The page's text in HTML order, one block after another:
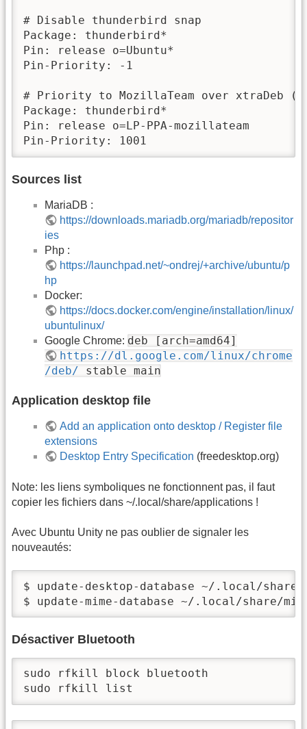
# Disable thunderbird snap
Package: thunderbird*
Pin: release o=Ubuntu*
Pin-Priority: -1
# Priority to MozillaTeam over xtraDeb
Package: thunderbird*
Pin: release o=LP-PPA-mozillateam
Pin-Priority: 1001
Sources list
MariaDB :
https://downloads.mariadb.org/mariadb/repositor
ies
Php :
https://launchpad.net/~ondrej/+archive/ubuntu/p
hp
Docker:
https://docs.docker.com/engine/installation/linux/
ubuntulinux/
Google Chrome: deb [arch=amd64]
https://dl.google.com/linux/chrome
/deb/ stable main
Application desktop file
Add an application onto desktop / Register file
extensions
Desktop Entry Specification (freedesktop.org)
Note: les liens symboliques ne fonctionnent pas, il faut
copier les fichiers dans ~/.local/share/applications !
Avec Ubuntu Unity ne pas oublier de signaler les
nouveautés:
$ update-desktop-database ~/.local/
$ update-mime-database ~/.local/share/
Désactiver Bluetooth
sudo rfkill block bluetooth
sudo rfkill list